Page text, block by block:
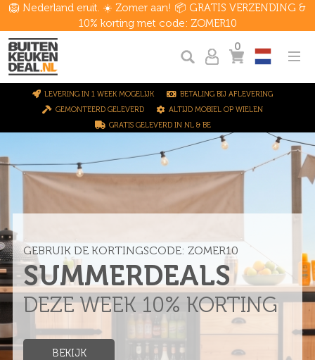
🦁 Nederland eruit. ☀️ Zomer aan! 📦 GRATIS VERZENDING &
10% korting met code: ZOMER10
0
LEVERING IN 1 WEEK MOGELIJK
BETALING BIJ AFLEVERING
GEMONTEERD GELEVERD
ALTIJD MOBIEL OP WIELEN
GRATIS GELEVERD IN NL & BE
GEBRUIK DE KORTINGSCODE: ZOMER10
SUMMERDEALS
DEZE WEEK 10% KORTING
BEKIJK